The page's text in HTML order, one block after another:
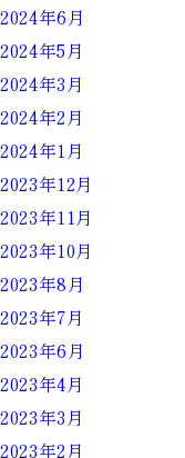
2024年6月
2024年5月
2024年3月
2024年2月
2024年1月
2023年12月
2023年11月
2023年10月
2023年8月
2023年7月
2023年6月
2023年4月
2023年3月
2023年2月